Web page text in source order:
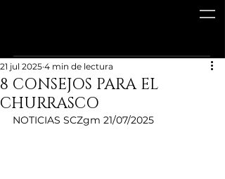
8 CONSEJOS PARA EL
CHURRASCO
21 jul 2025 4 min de lectura
NOTICIAS SCZgm 21/07/2025